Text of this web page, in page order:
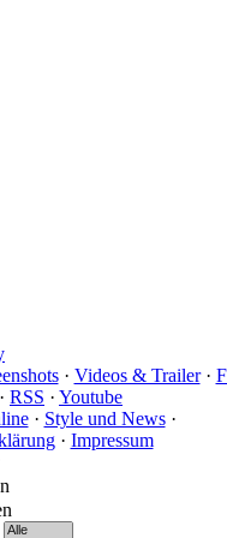
· Videos & Trailer·
RSS · Youtube
· Style und News·
· Impressum